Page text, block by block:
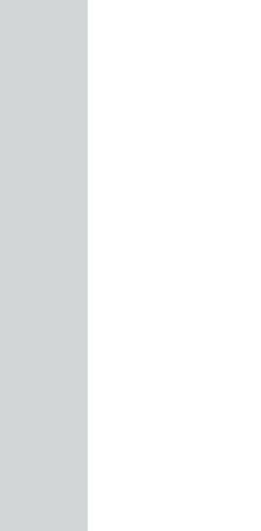
Wein- und
FAQ - Häufig
© Stadt